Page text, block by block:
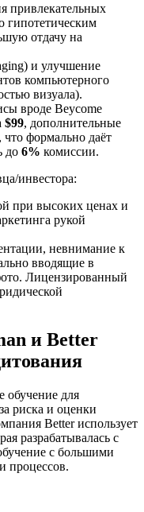
привлекательных
гипотетическим
отдачу на
и улучшение
компьютерного
визуала).
вроде Beycome
$99, дополнительные
, что формально даёт
до 6% комиссии.
инвестора:
при высоких ценах и
рукой
невнимание к
вводящие в
Лицензированный
и Better
для
риска и оценки
Better использует
разрабатывалась с
с большими
процессов.